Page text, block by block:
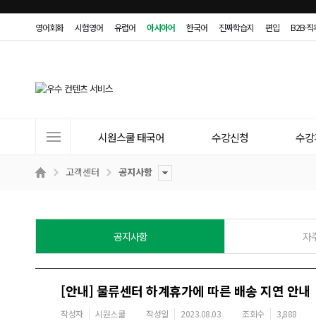
영어회화 시험영어 유럽어 아시아어 한국어 진짜학습지 편입 B2B·
트
시원스쿨 태국어 수강신청 수
고객센터 공지사항
공지사항 자
[안내] 물류센터 하계휴가에 따른 배송 지연 안내
작성자 시원스쿨 작성일 2023.08.03 조회수 3,888